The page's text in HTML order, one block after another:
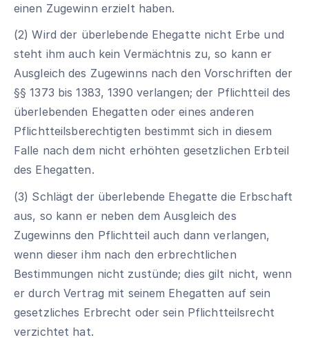
einen Zugewinn erzielt haben.
(2) Wird der überlebende Ehegatte nicht Erbe und
steht ihm auch kein Vermächtnis zu, so kann er
Ausgleich des Zugewinns nach den Vorschriften der
§§ 1373 bis 1383, 1390 verlangen; der Pflichtteil des
überlebenden Ehegatten oder eines anderen
Pflichtteilsberechtigten bestimmt sich in diesem
Falle nach dem nicht erhöhten gesetzlichen Erbteil
des Ehegatten.
(3) Schlägt der überlebende Ehegatte die Erbschaft
aus, so kann er neben dem Ausgleich des
Zugewinns den Pflichtteil auch dann verlangen,
wenn dieser ihm nach den erbrechtlichen
Bestimmungen nicht zustünde; dies gilt nicht, wenn
er durch Vertrag mit seinem Ehegatten auf sein
gesetzliches Erbrecht oder sein Pflichtteilsrecht
verzichtet hat.